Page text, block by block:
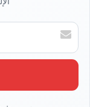
أ
خ
ل
ر